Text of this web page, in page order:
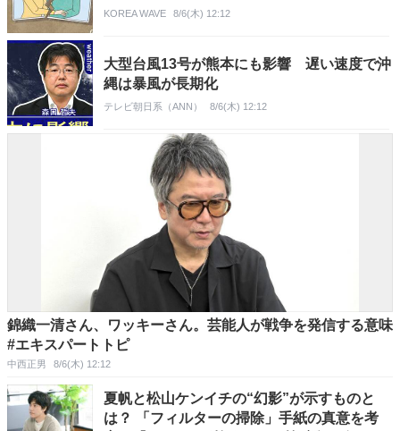
KOREA WAVE 8/6(木) 12:12
大型台風13号が熊本にも影響 遅い速度で沖
縄は暴風が長期化
テレビ朝日系（ANN） 8/6(木) 12:12
錦織一清さん、ワッキーさん。芸能人が戦争を発信する意味
#エキスパートトピ
中西正男 8/6(木) 12:12
夏帆と松山ケンイチの“幻影”が示すものと
は？ 「フィルターの掃除」手紙の真意を考